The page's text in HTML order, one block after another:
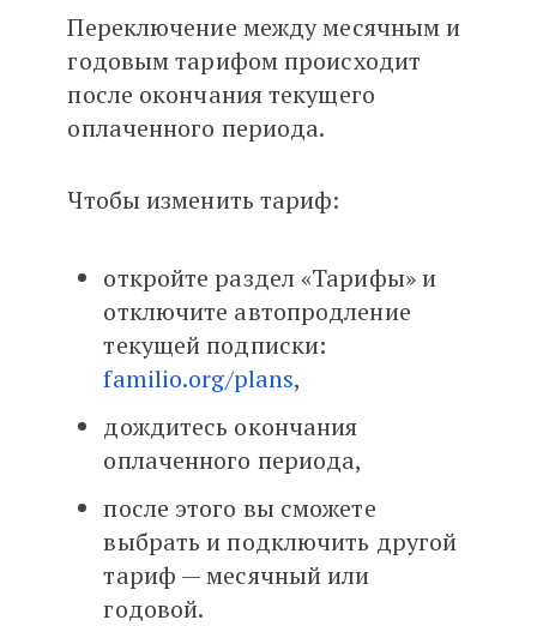
Переключение между месячным и
годовым тарифом происходит
после окончания текущего
оплаченного периода.
Чтобы изменить тариф:
откройте раздел «Тарифы» и
отключите автопродление
текущей подписки:
familio.org/plans,
дождитесь окончания
оплаченного периода,
после этого вы сможете
выбрать и подключить другой
тариф — месячный или
годовой.